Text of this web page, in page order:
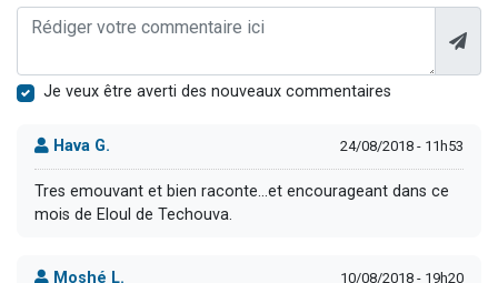
Je veux être averti des nouveaux commentaires
Hava G. 24/08/2018 - 11h53
Tres emouvant et bien raconte...et encourageant dans ce
mois de Eloul de Techouva.
Moshé L. 10/08/2018 - 19h20